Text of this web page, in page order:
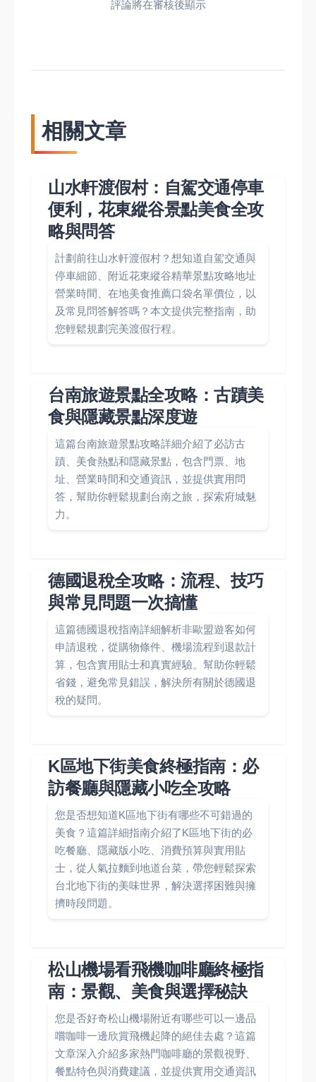
評論將在審核後顯示
相關文章
山水軒渡假村：自駕交通停車
便利，花東縱谷景點美食全攻
略與問答
計劃前往山水軒渡假村？想知道自駕交通與
停車細節、附近花東縱谷精華景點攻略地址
營業時間、在地美食推薦口袋名單價位，以
及常見問答解答嗎？本文提供完整指南，助
您輕鬆規劃完美渡假行程。
台南旅遊景點全攻略：古蹟美
食與隱藏景點深度遊
這篇台南旅遊景點攻略詳細介紹了必訪古
蹟、美食熱點和隱藏景點，包含門票、地
址、營業時間和交通資訊，並提供實用問
答，幫助你輕鬆規劃台南之旅，探索府城魅
力。
德國退稅全攻略：流程、技巧
與常見問題一次搞懂
這篇德國退稅指南詳細解析非歐盟遊客如何
申請退稅，從購物條件、機場流程到退款計
算，包含實用貼士和真實經驗。幫助你輕鬆
省錢，避免常見錯誤，解決所有關於德國退
稅的疑問。
K區地下街美食終極指南：必
訪餐廳與隱藏小吃全攻略
您是否想知道K區地下街有哪些不可錯過的
美食？這篇詳細指南介紹了K區地下街的必
吃餐廳、隱藏版小吃、消費預算與實用貼
士，從人氣拉麵到地道台菜，帶您輕鬆探索
台北地下街的美味世界，解決選擇困難與擁
擠時段問題。
松山機場看飛機咖啡廳終極指
南：景觀、美食與選擇秘訣
您是否好奇松山機場附近有哪些可以一邊品
嚐咖啡一邊欣賞飛機起降的絕佳去處？這篇
文章深入介紹多家熱門咖啡廳的景觀視野、
餐點特色與消費建議，並提供實用交通資訊